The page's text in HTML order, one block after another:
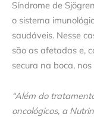
Síndrome de
o sistema
saudáveis. Nesse
são as afetadas e,
secura na boca,
“Além do
oncológicos, a